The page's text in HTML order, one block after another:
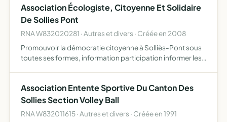
Association Écologiste, Citoyenne Et Solidaire
De Sollies Pont
RNA W832020281 · Autres et divers · Créée en 2008
Promouvoir la démocratie citoyenne à Solliès-Pont sous
toutes ses formes, information participation informer les
Association Entente Sportive Du Canton Des
Sollies Section Volley Ball
RNA W832011615 · Autres et divers · Créée en 1991